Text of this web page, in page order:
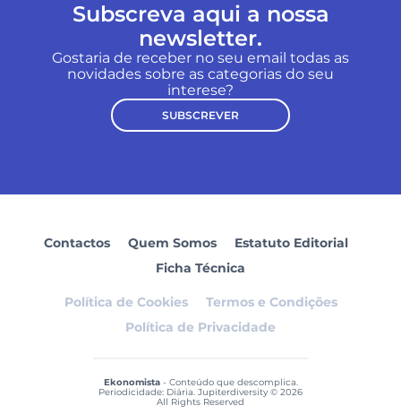
Subscreva aqui a nossa
newsletter.
Gostaria de receber no seu email todas as
novidades sobre as categorias do seu
interese?
SUBSCREVER
Contactos Quem Somos
Estatuto Editorial
Ficha Técnica
Política de Cookies
Termos e Condições
Política de Privacidade
Ekonomista- Conteúdo que descomplica.
Periodicidade: Diária. Jupiterdiversity © 2026
All Rights Reserved